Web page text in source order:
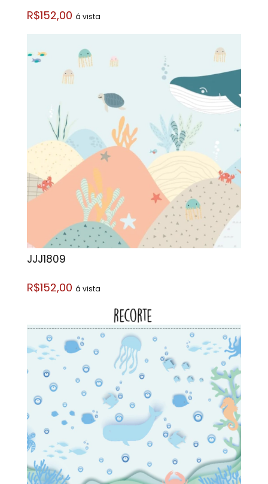
R$152,00 á vista
JJJ1809
R$152,00 á vista